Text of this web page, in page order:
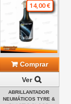
14,00 €
Comprar
Ver
ABRILLANTADOR
NEUMÁTICOS TYRE &